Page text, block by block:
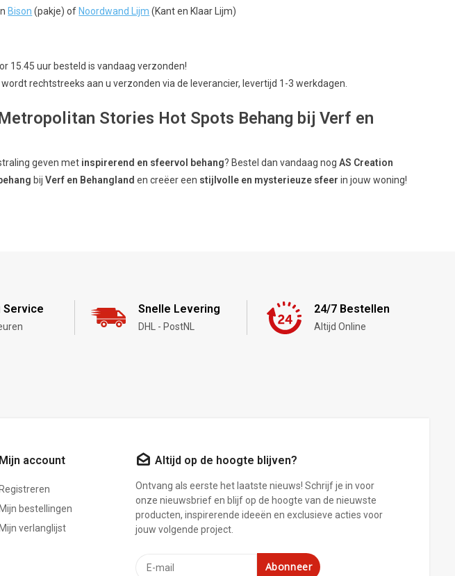
Bison (pakje) of Noordwand Lijm (Kant en Klaar Lijm)
15.45 uur besteld is vandaag verzonden!
rechtstreeks aan u verzonden via de leverancier, levertijd 1-3 werkdagen.
Stories Hot Spots Behang bij Verf en
geven met inspirerend en sfeervol behang? Bestel dan vandaag nogAS Creation
bijVerf en Behangland en creëer een stijlvolle en mysterieuze sfeer in jouw woning!
Service Snelle Levering
DHL - PostNL
24/7 Bestellen
Altijd Online
Mijn account
Registreren
Mijn bestellingen
Mijn verlanglijst
Altijd op de hoogte blijven?
Ontvang als eerste het laatste nieuws! Schrijf je in voor
onze nieuwsbrief en blijf op de hoogte van de nieuwste
producten, inspirerende ideeën en exclusieve acties voor
jouw volgende project.
Abonneer